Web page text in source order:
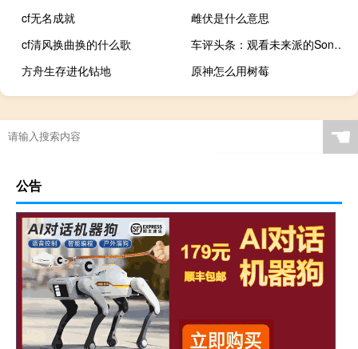
cf无名成就
雌伏是什么意思
cf清风换曲换的什么歌
车评头条：观看未来派的Sondors Metacycle巡游加州海岸
方舟生存进化钻地
原神怎么用树莓
☚
公告